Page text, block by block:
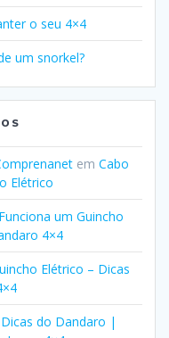
o seu 4×4
um snorkel?
em Cabo
Elétrico
um Guincho
4×4
Elétrico – Dicas
Dicas do Dandaro |